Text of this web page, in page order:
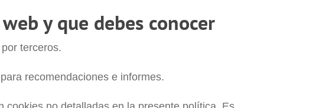
y que debes conocer
terceros.
recomendaciones e informes.